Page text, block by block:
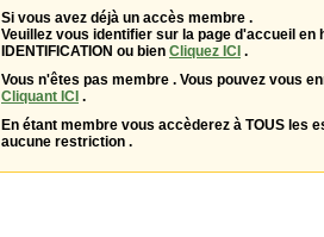
Si vous avez déjà un accès membre .
Veuillez vous identifier sur la page d'accueil en
IDENTIFICATION ou bien Cliquez ICI .
Vous n'êtes pas membre . Vous pouvez vous
Cliquant ICI .
En étant membre vous accèderez à TOUS les
aucune restriction .